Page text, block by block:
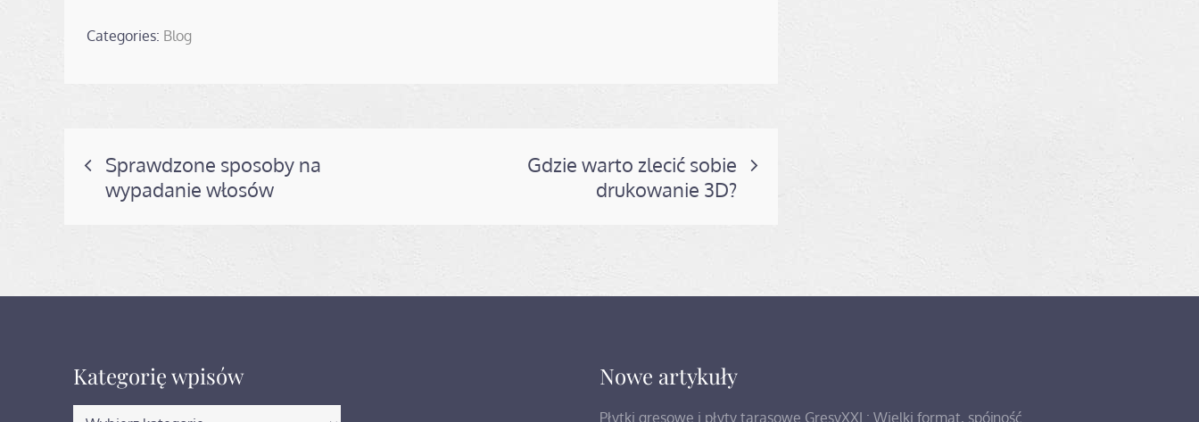
Categories: Blog
Nawigacja
wpisu
Sprawdzone sposoby na
wypadanie włosów
Gdzie warto zlecić sobie
drukowanie 3D?
Kategorię wpisów
Kategorię
Nowe artykuły
Płytki gresowe i płyty tarasowe GresyXXL: Wielki format, spójność